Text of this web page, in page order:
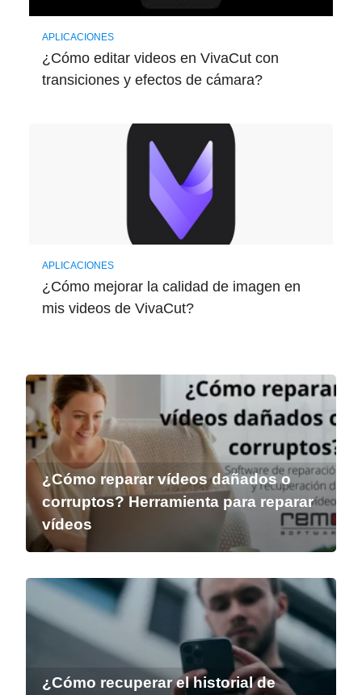
APLICACIONES
¿Cómo editar videos en VivaCut con
transiciones y efectos de cámara?
APLICACIONES
¿Cómo mejorar la calidad de imagen en
mis videos de VivaCut?
¿Cómo reparar vídeos dañados o
corruptos? Herramienta para reparar
vídeos
¿Cómo recuperar el historial de